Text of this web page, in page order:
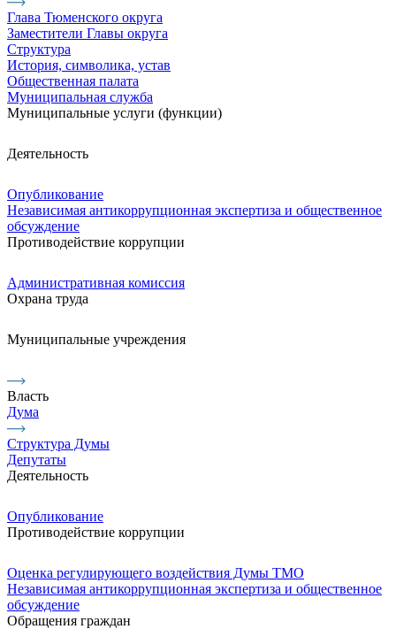
Глава Тюменского округа
Заместители Главы округа
Структура
История, символика, устав
Общественная палата
Муниципальная служба
Муниципальные услуги (функции)
Деятельность
Опубликование
Независимая антикоррупционная экспертиза и общественное
обсуждение
Противодействие коррупции
Административная комиссия
Охрана труда
Муниципальные учреждения
Власть
Дума
Структура Думы
Депутаты
Деятельность
Опубликование
Противодействие коррупции
Оценка регулирующего воздействия Думы ТМО
Независимая антикоррупционная экспертиза и общественное
обсуждение
Обращения граждан